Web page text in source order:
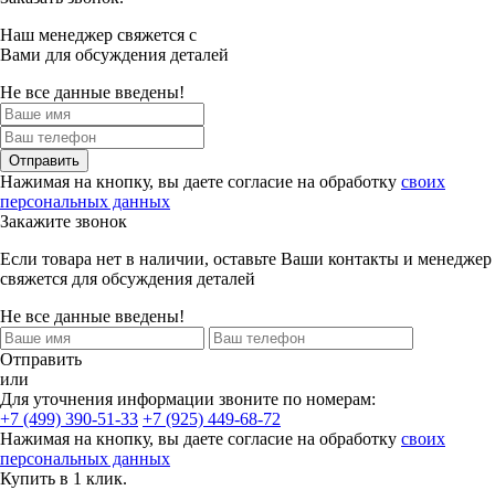
Наш менеджер свяжется с
Вами для обсуждения деталей
Не все данные введены!
Отправить
Нажимая на кнопку, вы даете согласие на обработку своих
персональных данных
Закажите звонок
Если товара нет в наличии, оставьте Ваши контакты и менеджер
свяжется для обсуждения деталей
Не все данные введены!
Отправить
или
Для уточнения информации звоните по номерам:
+7 (499) 390-51-33 +7 (925) 449-68-72
Нажимая на кнопку, вы даете согласие на обработку своих
персональных данных
Купить в 1 клик.